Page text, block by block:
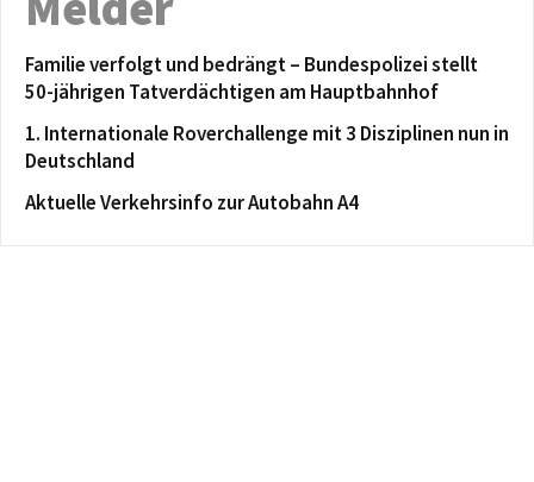
Familie verfolgt und bedrängt – Bundespolizei stellt
50-jährigen Tatverdächtigen am Hauptbahnhof
1. Internationale Roverchallenge mit 3 Disziplinen nun in
Deutschland
Aktuelle Verkehrsinfo zur Autobahn A4